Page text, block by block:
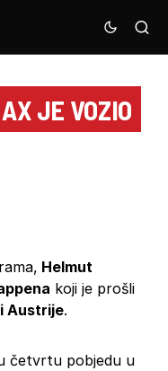
JE VOZIO
Helmut
koji je prošli
Austrije.
četvrtu pobjedu u